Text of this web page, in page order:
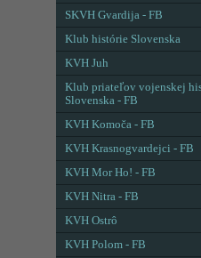
SKVH Gvardija - FB
Klub histórie Slovenska
KVH Juh
Klub priateľov vojenskej
Slovenska - FB
KVH Komoča - FB
KVH Krasnogvardejci - FB
KVH Mor Ho! - FB
KVH Nitra - FB
KVH Ostrô
KVH Polom - FB